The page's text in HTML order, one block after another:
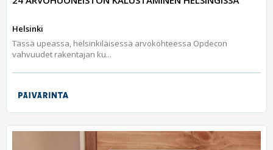
Helsinki
Tässä upeassa, helsinkiläisessä arvokohteessa Opdecon
vahvuudet rakentajan ku...